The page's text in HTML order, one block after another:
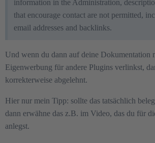
information in the Administration,
that encourage contact are not permitted,
email addresses and backlinks.
Und wenn du dann auf deine Dokumentation
Eigenwerbung für andere Plugins verlinkst,
korrekterweise abgelehnt.
Hier nur mein Tipp: sollte das tatsächlich
dann erwähne das z.B. im Video, das du für
anlegst.